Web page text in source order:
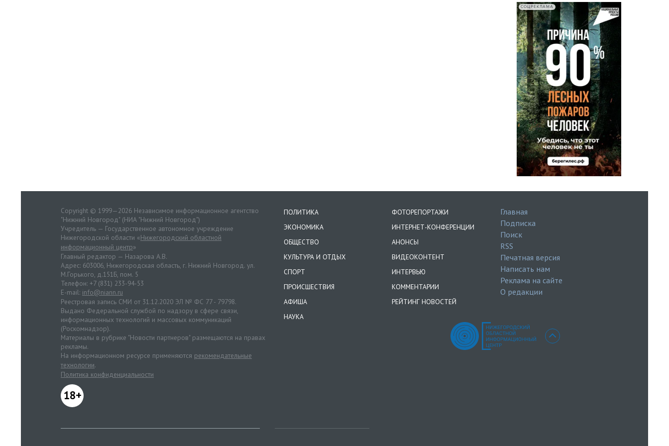
СОЦРЕКЛАМА
Copyright © 1999—2026 Независимое информационное агентство
"Нижний Новгород" (НИА "Нижний Новгород")
Учредитель — Государственное автономное учреждение
Нижегородской области «Нижегородский областной
информационный центр»
Главный редактор — Назарова А.В.
Адрес: 603006, Нижегородская область, г. Нижний Новгород. ул.
М.Горького, д.151Б, пом. 5
Телефон: +7 (831) 233-94-53
E-mail: info@niann.ru
Реестровая запись СМИ от 31.12.2020 ЭЛ № ФС 77 - 79798.
Выдано Федеральной службой по надзору в сфере связи,
информационных технологий и массовых коммуникаций
(Роскомнадзор).
Материалы в рубрике "Новости партнеров" размещаются на правах
рекламы.
На информационном ресурсе применяются рекомендательные
технологии.
Политика конфиденциальности
18+
ПОЛИТИКА
ЭКОНОМИКА
ОБЩЕСТВО
КУЛЬТУРА И ОТДЫХ
СПОРТ
ПРОИСШЕСТВИЯ
АФИША
НАУКА
ФОТОРЕПОРТАЖИ
ИНТЕРНЕТ-КОНФЕРЕНЦИИ
АНОНСЫ
ВИДЕОКОНТЕНТ
ИНТЕРВЬЮ
КОММЕНТАРИИ
РЕЙТИНГ НОВОСТЕЙ
Главная
Подписка
Поиск
RSS
Печатная версия
Написать нам
Реклама на сайте
О редакции